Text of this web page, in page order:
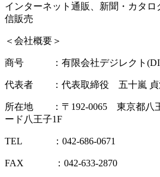
インターネット通販、新聞・カタロ
信販売
＜会社概要＞
商号 ：有限会社デジレクト
代表者 ：代表取締役 五十嵐 貞
所在地 ：〒192-0065 東京都八王
ード八王子1F
TEL ：042-686-0671
FAX ：042-633-2870